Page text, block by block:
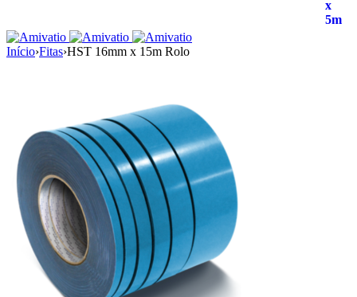
Início›Fitas›HST 16mm x 15m Rolo